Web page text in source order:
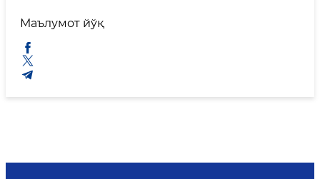
Маълумот йўқ